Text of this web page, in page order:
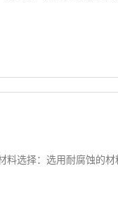
选择：选用耐腐蚀的材